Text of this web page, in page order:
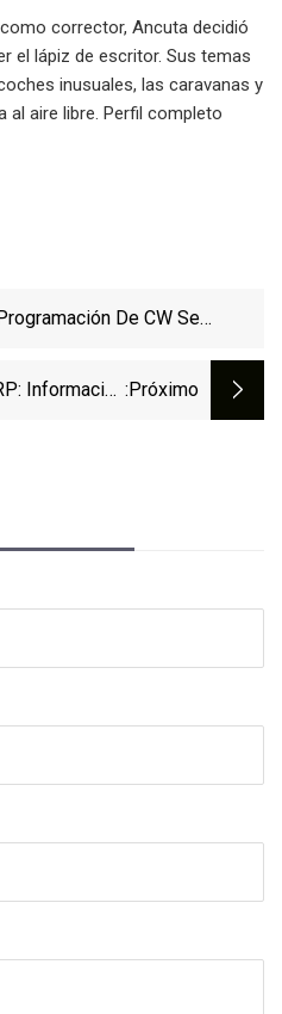
corrector, Ancuta decidió
el lápiz de escritor. Sus temas
inusuales, las caravanas y
al aire libre. Perfil completo
De CW Se
Información :próximo